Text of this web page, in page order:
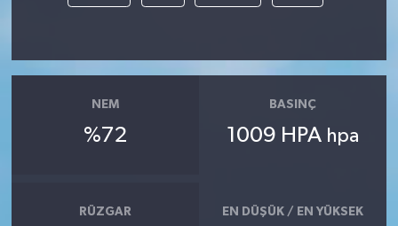
NEM
%72
BASINÇ
1009 HPA hpa
RÜZGAR EN DÜŞÜK / EN YÜKSEK